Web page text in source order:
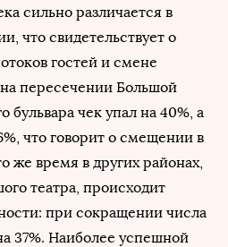
сильно различается в
что свидетельствует о
гостей и смене
пересечении Большой
бульвара чек упал на 40%, а
что говорит о смещении в
же время в других районах,
театра, происходит
при сокращении числа
37%. Наиболее успешной